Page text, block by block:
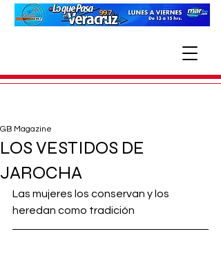
LOS VESTIDOS DE
JAROCHA
GB Magazine
Las mujeres los conservan y los
heredan como tradición